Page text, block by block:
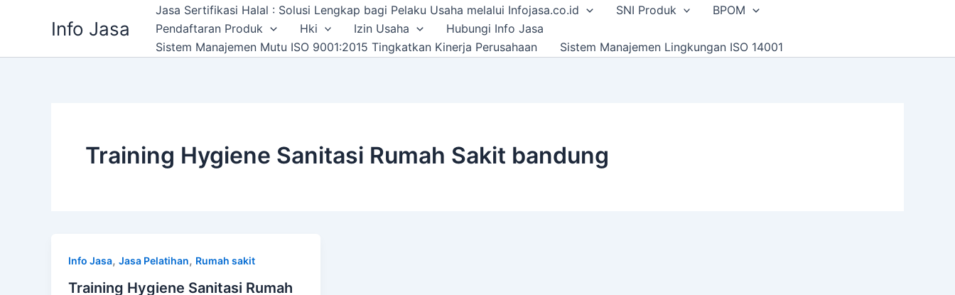
Info Jasa
Jasa Sertifikasi Halal : Solusi Lengkap bagi Pelaku Usaha melalui Infojasa.co.id SNI Produk
BPOM
Pendaftaran Produk
Hki Izin Usaha
Hubungi Info Jasa
Sistem Manajemen Mutu ISO 9001:2015 Tingkatkan Kinerja Perusahaan
Sistem Manajemen Lingkungan ISO 14001
Training Hygiene Sanitasi Rumah Sakit bandung
Info Jasa, Jasa Pelatihan, Rumah sakit
Training Hygiene Sanitasi Rumah